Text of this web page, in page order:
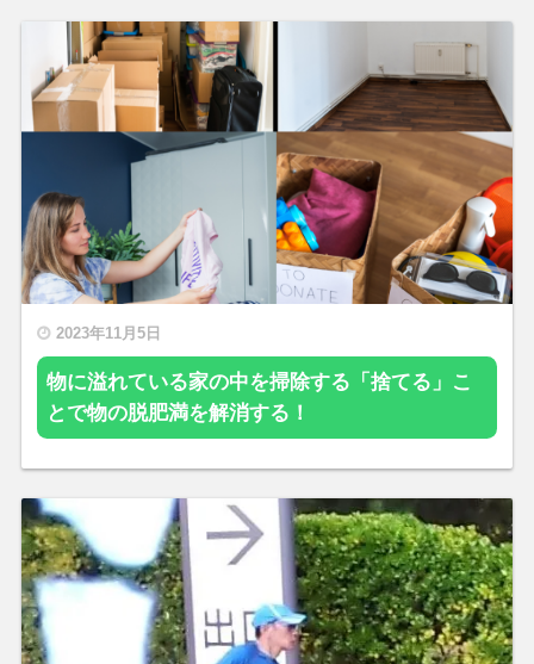
2023年11月5日
物に溢れている家の中を掃除する「捨てる」こ
とで物の脱肥満を解消する！